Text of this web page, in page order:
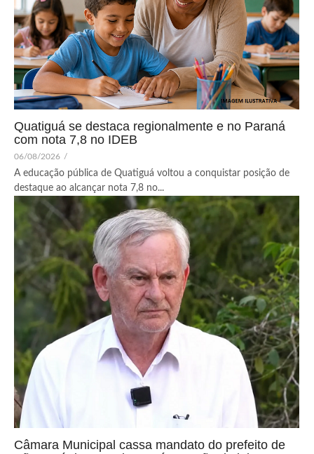
Quatiguá se destaca regionalmente e no Paraná
com nota 7,8 no IDEB
06/08/2026 /
A educação pública de Quatiguá voltou a conquistar posição de
destaque ao alcançar nota 7,8 no...
Câmara Municipal cassa mandato do prefeito de